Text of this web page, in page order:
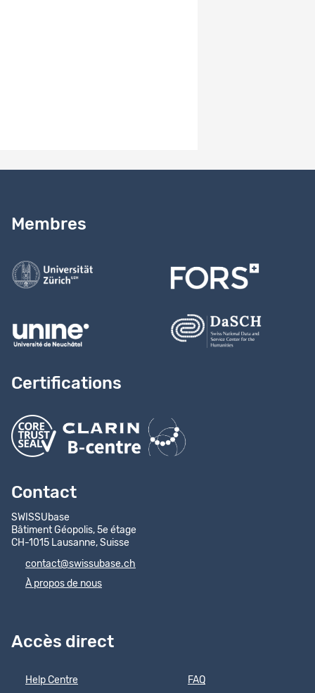
Membres
Certifications
Contact
SWISSUbase
Bâtiment Géopolis, 5e étage
CH-1015 Lausanne, Suisse
contact@swissubase.ch
À propos de nous
Accès direct
Help Centre FAQ